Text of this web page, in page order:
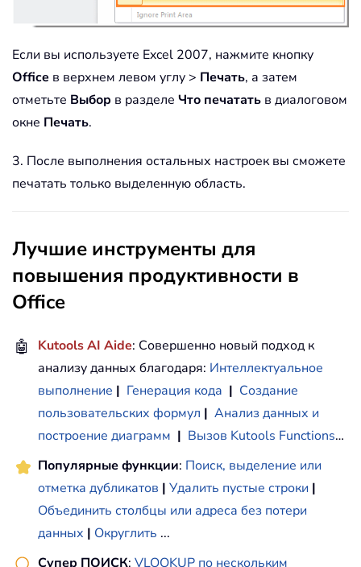
Если вы используете Excel 2007, нажмите кнопку
Office в верхнем левом углу > Печать, а затем
отметьте Выбор в разделе Что печатать в диалоговом
окне Печать.
3. После выполнения остальных настроек вы сможете
печатать только выделенную область.
Лучшие инструменты для
повышения продуктивности в
Office
🤖 Kutools AI Aide: Совершенно новый подход к
анализу данных благодаря: Интеллектуальное
выполнение | Генерация кода | Создание
пользовательских формул | Анализ данных и
построение диаграмм | Вызов Kutools Functions…
Популярные функции: Поиск, выделение или
отметка дубликатов | Удалить пустые строки |
Объединить столбцы или адреса без потери
данных | Округлить ...
Супер ПОИСК: VLOOKUP по нескольким